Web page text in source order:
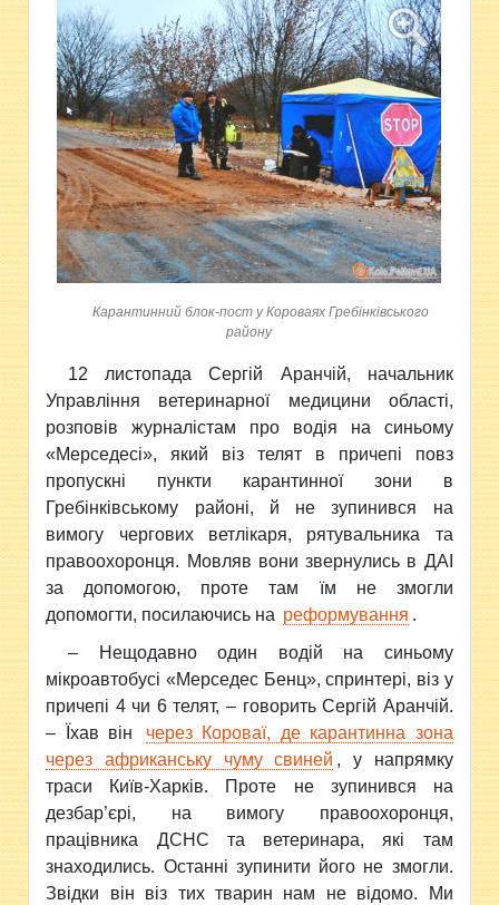
Карантинний блок-пост у Короваях Гребінківського
району
12 листопада Сергій Аранчій, начальник
Управління ветеринарної медицини області,
розповів журналістам про водія на синьому
«Мерседесі», який віз телят в причепі повз
пропускні пункти карантинної зони в
Гребінківському районі, й не зупинився на
вимогу чергових ветлікаря, рятувальника та
правоохоронця. Мовляв вони звернулись в ДАІ
за допомогою, проте там їм не змогли
допомогти, посилаючись на реформування .
– Нещодавно один водій на синьому
мікроавтобусі «Мерседес Бенц», спринтері, віз у
причепі 4 чи 6 телят, – говорить Сергій Аранчій.
– Їхав він
через Короваї, де карантинна зона
через африканську чуму свиней , у напрямку
траси Київ-Харків. Проте не зупинився на
дезбар’єрі, на вимогу правоохоронця,
працівника ДСНС та ветеринара, які там
знаходились. Останні зупинити його не змогли.
Звідки він віз тих тварин нам не відомо. Ми